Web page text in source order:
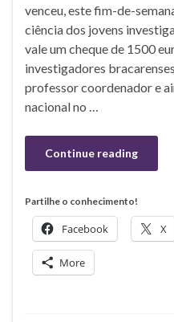
venceu, este fim-de-
ciência dos jovens
vale um cheque de 1500
investigadores
professor coordenador e
nacional no …
Continue reading
Partilhe o conhecimento!
Facebook X
More